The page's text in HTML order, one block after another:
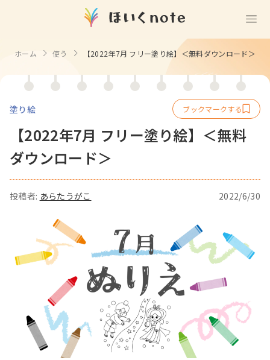
戸外遊び・道具なし
ごっこ遊び・室内
自然遊び
隙間時間
伝承遊び
製作
折り紙
コミュニケーション
衛生
役立ち
資格・スキルアップ
童謡・唱歌
その他
挿絵
塗り絵
壁紙
おたより文例
月案
年間カリキュラム
園情報
Goods
クリエイター
ホーム 使う 【2022年7月 フリー塗り絵】＜無料ダウンロード＞
塗り絵
【2022年7月 フリー塗り絵】＜無料
ダウンロード＞
投稿者: あらたうがこ 2022/6/30